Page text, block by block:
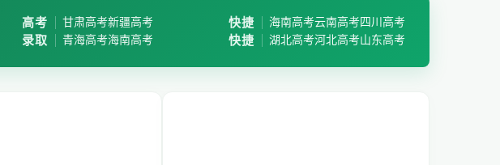
高考 甘肃高考新疆高考
录取 青海高考海南高考
快捷 海南高考云南高考四川高考
快捷 湖北高考河北高考山东高考